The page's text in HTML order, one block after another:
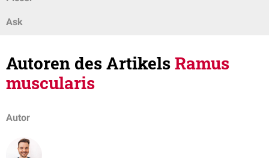
Ask
Autoren des ArtikelsRamus
muscularis
Autor